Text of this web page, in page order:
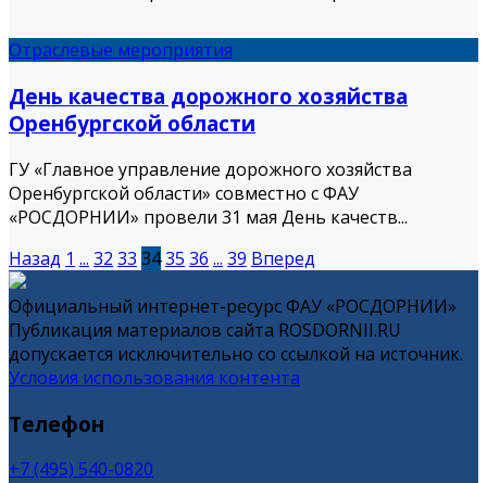
Отраслевые мероприятия
День качества дорожного хозяйства
Оренбургской области
ГУ «Главное управление дорожного хозяйства
Оренбургской области» совместно с ФАУ
«РОСДОРНИИ» провели 31 мая День качеств...
Назад 1 ... 32 33 3435 36 ... 39 Вперед
Официальный интернет-ресурс ФАУ «РОСДОРНИИ»
Публикация материалов сайта ROSDORNII.RU
допускается исключительно со ссылкой на источник.
Условия использования контента
Телефон
+7 (495) 540-0820